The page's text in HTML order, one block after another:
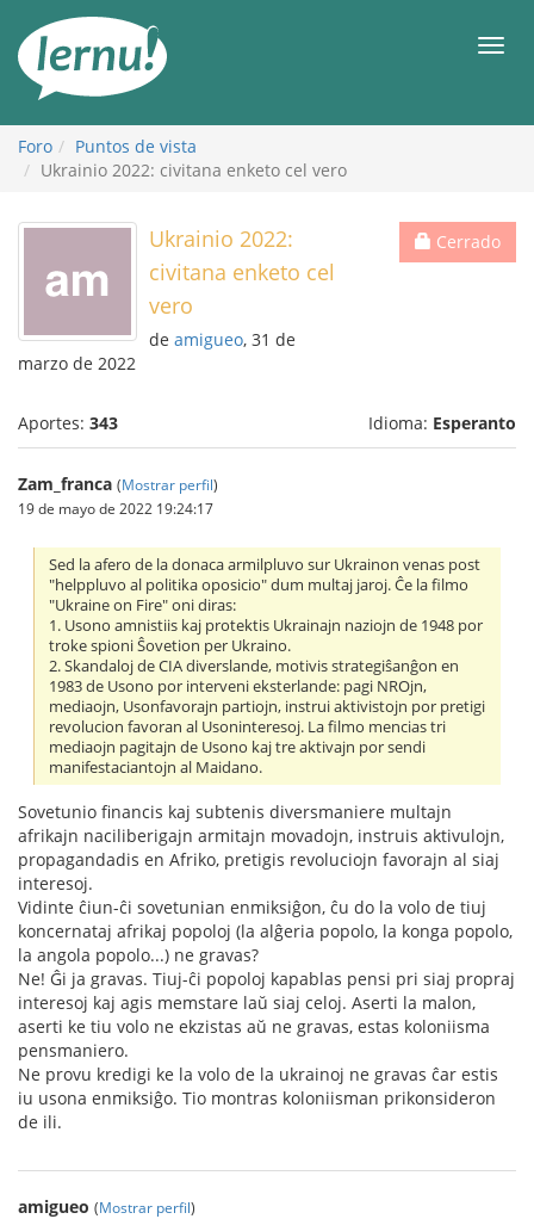
Foro
Puntos de vista
Ukrainio 2022: civitana enketo cel vero
Cerrado
Ukrainio 2022:
civitana enketo cel
vero
de amigueo, 31 de
marzo de 2022
Aportes: 343 Idioma: Esperanto
Zam_franca (Mostrar perfil)
19 de mayo de 2022 19:24:17
Sed la afero de la donaca armilpluvo sur Ukrainon venas post
"helppluvo al politika oposicio" dum multaj jaroj. Ĉe la filmo
"Ukraine on Fire" oni diras:
1. Usono amnistiis kaj protektis Ukrainajn naziojn de 1948 por
troke spioni Ŝovetion per Ukraino.
2. Skandaloj de CIA diverslande, motivis strategiŝanĝon en
1983 de Usono por interveni eksterlande: pagi NROjn,
mediaojn, Usonfavorajn partiojn, instrui aktivistojn por pretigi
revolucion favoran al Usoninteresoj. La filmo mencias tri
mediaojn pagitajn de Usono kaj tre aktivajn por sendi
manifestaciantojn al Maidano.
Sovetunio financis kaj subtenis diversmaniere multajn
afrikajn naciliberigajn armitajn movadojn, instruis aktivulojn,
propagandadis en Afriko, pretigis revoluciojn favorajn al siaj
interesoj.
Vidinte ĉiun-ĉi sovetunian enmiksiĝon, ĉu do la volo de tiuj
koncernataj afrikaj popoloj (la alĝeria popolo, la konga popolo,
la angola popolo...) ne gravas?
Ne! Ĝi ja gravas. Tiuj-ĉi popoloj kapablas pensi pri siaj propraj
interesoj kaj agis memstare laŭ siaj celoj. Aserti la malon,
aserti ke tiu volo ne ekzistas aŭ ne gravas, estas koloniisma
pensmaniero.
Ne provu kredigi ke la volo de la ukrainoj ne gravas ĉar estis
iu usona enmiksiĝo. Tio montras koloniisman prikonsideron
de ili.
amigueo (Mostrar perfil)